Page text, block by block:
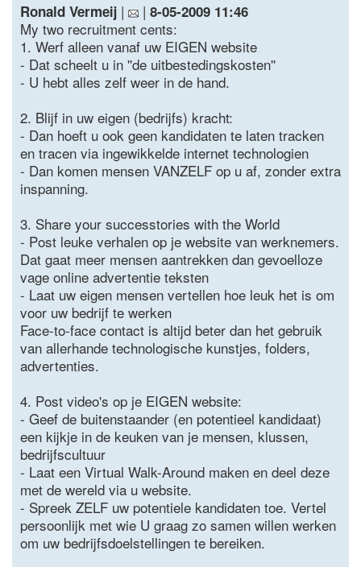
Ronald Vermeij | | 8-05-2009 11:46
My two recruitment cents:
1. Werf alleen vanaf uw EIGEN website
- Dat scheelt u in ''de uitbestedingskosten''
- U hebt alles zelf weer in de hand.
2. Blijf in uw eigen (bedrijfs) kracht:
- Dan hoeft u ook geen kandidaten te laten tracken
en tracen via ingewikkelde internet technologien
- Dan komen mensen VANZELF op u af, zonder extra
inspanning.
3. Share your successtories with the World
- Post leuke verhalen op je website van werknemers.
Dat gaat meer mensen aantrekken dan gevoelloze
vage online advertentie teksten
- Laat uw eigen mensen vertellen hoe leuk het is om
voor uw bedrijf te werken
Face-to-face contact is altijd beter dan het gebruik
van allerhande technologische kunstjes, folders,
advertenties.
4. Post video's op je EIGEN website:
- Geef de buitenstaander (en potentieel kandidaat)
een kijkje in de keuken van je mensen, klussen,
bedrijfscultuur
- Laat een Virtual Walk-Around maken en deel deze
met de wereld via u website.
- Spreek ZELF uw potentiele kandidaten toe. Vertel
persoonlijk met wie U graag zo samen willen werken
om uw bedrijfsdoelstellingen te bereiken.